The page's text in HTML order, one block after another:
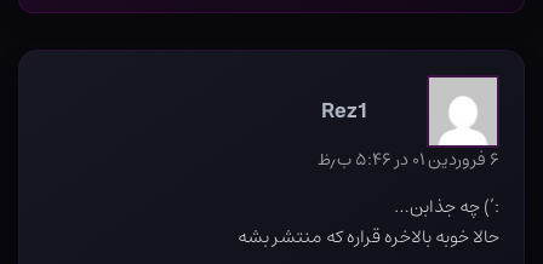
Rez1
۶ فروردین ۰۱ در ۵:۴۶ ب٫ظ
:’) چه جذابن…
حالا خوبه بالاخره قراره که منتشر بشه